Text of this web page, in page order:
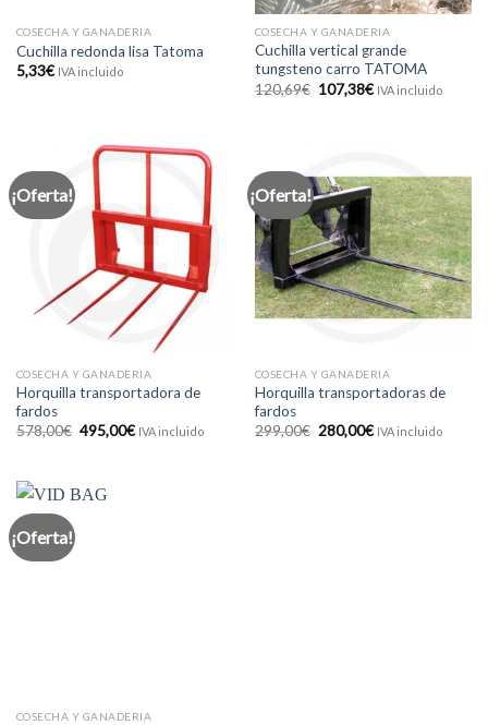
COSECHA Y GANADERIA
Cuchilla redonda lisa Tatoma
5,33€ IVA incluido
COSECHA Y GANADERIA
Cuchilla vertical grande
tungsteno carro TATOMA
120,69€ El
precio
107,38€ElIVA incluido
¡Oferta!
COSECHA Y GANADERIA
Horquilla transportadora de
fardos
578,00€ El
precio
578,00€.
495,00€ElIVA incluido
¡Oferta!
COSECHA Y GANADERIA
Horquilla transportadoras de
fardos
299,00€ El
precio
280,00€ElIVA incluido
¡Oferta!
COSECHA Y GANADERIA